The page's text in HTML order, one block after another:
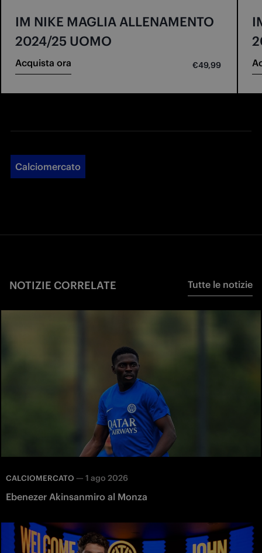
IM NIKE MAGLIA ALLENAMENTO
2024/25 UOMO
Acquista ora €49,99
Calciomercato
NOTIZIE CORRELATE Tutte le notizie
CALCIOMERCATO — 1 ago 2026
Ebenezer Akinsanmiro al Monza